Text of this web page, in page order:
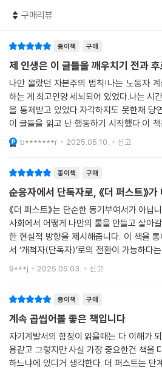
게임을 시작했다.
열심히 일해도 부와 성공에서 계속 멀어진다
임을 돕는 데만 성실했기 때문이다. 저자는
들이 자기만의 자본 게임을 시작하는 법을
위기에도 흔들리지 않는 부의 원칙을 빠짐
▶ ‘소비적 삶’에서 ‘생산적 삶’으로 전환하
▶ 현재의 직장을 나만의 사업 루트로 연결
▶ 경력과 경험을 독자적인 브랜드로 융합하는
▶ 사업과 부동산을 함께 키우는 자산 포트
경쟁 피라미드 최상위에 위치한 사람들, 이
종사자, 고수익의 사업가를 유일한 성공 모
절반만 이해한 것이라고 저자는 말한다. “
라, 빨리 시작하는 사람이 더 많이 가져가는
이 책의 1단계를 시작하길 바란다. 제로섬 게
점하는 첫 번째 터닝 포인트가 될 것이다.
소비자에서 생산자로, 조력자에서 주도자로
→ 당신만이 선택할 수 있는 1%의 가능성을
구매리뷰
종이책 구매
제 인생은 이 글들을 깨우치기 전과
나만 몰랐던 자본주의 법칙!나는 노동자
하는 게 최고인양 세뇌되어 있었다.나는 시
을 통제받고 있었다.자각하지도 못한채 당
이 글들을 읽고 난 행동하기 시작했다.이
실의 중요한 것과 중요치 않는 것을구분할
에게 집중할 수 있게 된다그리고 어떤 행동
b*******r 2025.05.10. 신고
종이책 구매
순응자에서 단독자로, 《더 퍼스트》
《더 퍼스트》는 단순한 동기부여서가 아닙
사회에서 어떻게 나만의 룰을 만들고 살아
한 현실적 방향을 제시해줍니다. 이 책을 통
서 ‘개척자(단독자)’로의 전환이 가능하다
고, 나를 드러내고 내 시간의 주인이 되는
되었습니다. 이 책이 누군가에게도 그런 변화
9***j 2025.05.03. 신고
종이책 구매
계속 곱씹어볼 좋은 책입니다
자기계발서의 함정이 읽을때는 다 이해가
용같고 그렇지만 사실 가장 중요한건 책을
하느냐에 있디거 생각한다. 더 퍼스트는 단